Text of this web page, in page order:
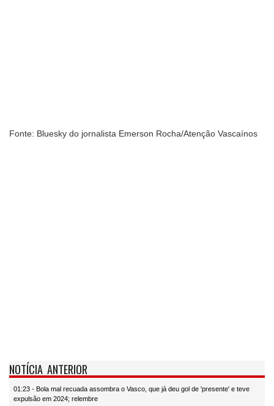
Fonte: Bluesky do jornalista Emerson Rocha/Atenção Vascaínos
NOTÍCIA ANTERIOR
01:23 - Bola mal recuada assombra o Vasco, que já deu gol de 'presente' e teve
expulsão em 2024; relembre